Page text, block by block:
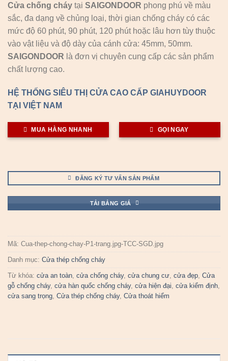
Cửa chống cháy tại SAIGONDOOR phong phú về màu
sắc, đa dạng về chủng loại, thời gian chống cháy có các
mức độ 60 phút, 90 phút, 120 phút hoặc lâu hơn tùy thuộc
vào vật liệu và độ dày của cánh cửa: 45mm, 50mm.
SAIGONDOOR là đơn vị chuyên cung cấp các sản phẩm
chất lượng cao.
HỆ THỐNG SIÊU THỊ CỬA CAO CẤP GIAHUYDOOR
TẠI VIỆT NAM
MUA HÀNG NHANH GỌI NGAY
ĐĂNG KÝ TƯ VẤN SẢN PHẨM
TẢI BẢNG GIÁ
Mã: Cua-thep-chong-chay-P1-trang.jpg-TCC-SGD.jpg
Danh mục: Cửa thép chống cháy
Từ khóa: cửa an toàn, cửa chống cháy, cửa chung cư, cửa đẹp, Cửa
gỗ chống cháy, cửa hàn quốc chống cháy, cửa hiện đại, cửa kiểm định,
cửa sang trọng, Cửa thép chống cháy, Cửa thoát hiểm